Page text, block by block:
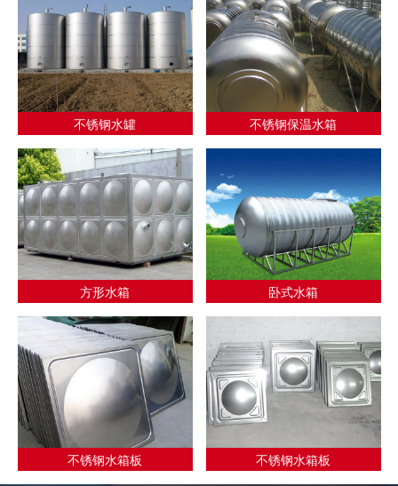
不锈钢水罐 不锈钢保温水箱
方形水箱 卧式水箱
不锈钢水箱板 不锈钢水箱板